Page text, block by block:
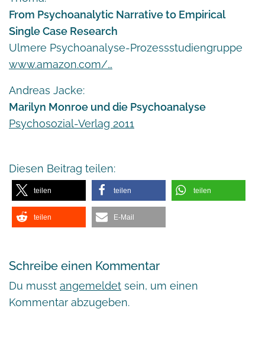
From Psychoanalytic Narrative to Empirical
Single Case Research
Ulmere Psychoanalyse-Prozessstudiengruppe
www.amazon.com/…
Andreas Jacke:
Marilyn Monroe und die Psychoanalyse
Psychosozial-Verlag 2011
Diesen Beitrag teilen:
teilen teilen teilen
teilen E-Mail
Schreibe einen Kommentar
Du musst angemeldet sein, um einen
Kommentar abzugeben.